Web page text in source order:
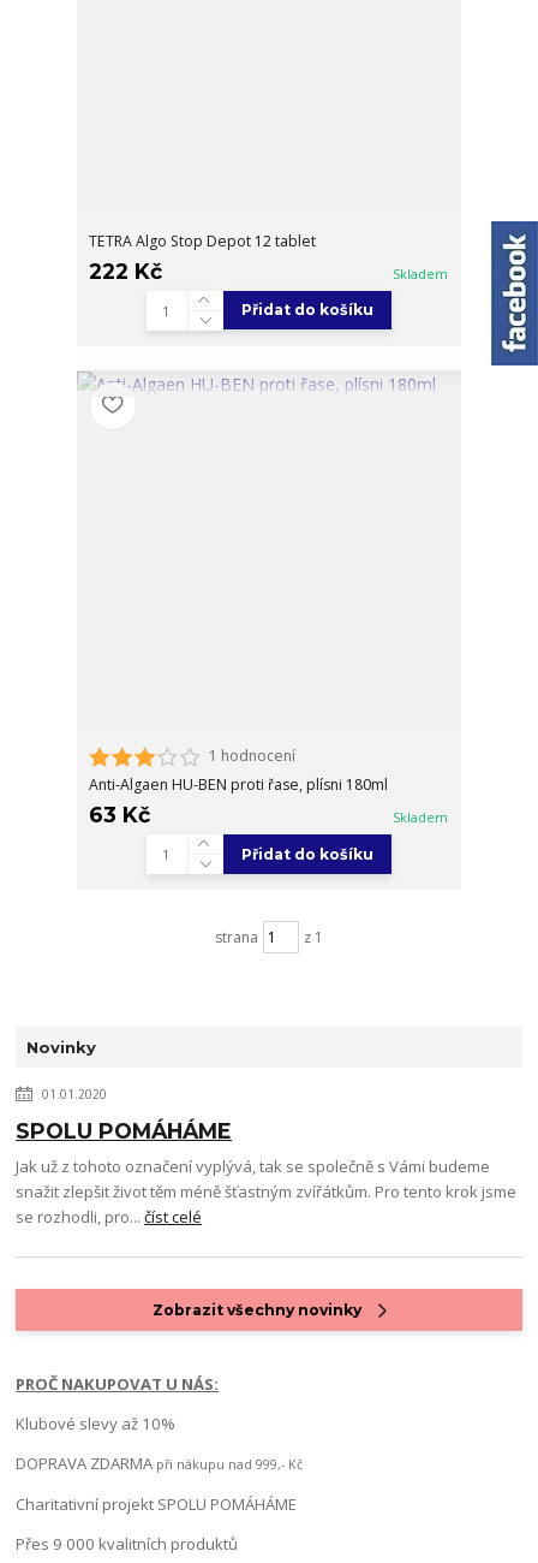
TETRA Algo Stop Depot 12 tablet
222 Kč Skladem
Přidat do košíku
1 hodnocení
Anti-Algaen HU-BEN proti řase, plísni 180ml
63 Kč Skladem
Přidat do košíku
strana z 1
Novinky
01.01.2020
SPOLU POMÁHÁME
Jak už z tohoto označení vyplývá, tak se společně s Vámi budeme
snažit zlepšit život těm méně šťastným zvířátkům. Pro tento krok jsme
se rozhodli, pro...číst celé
Zobrazit všechny novinky
PROČ NAKUPOVAT U NÁS:
Klubové slevy až 10%
DOPRAVA ZDARMA při nákupu nad 999,- Kč
Charitativní projekt SPOLU POMÁHÁME
Přes 9 000 kvalitních produktů